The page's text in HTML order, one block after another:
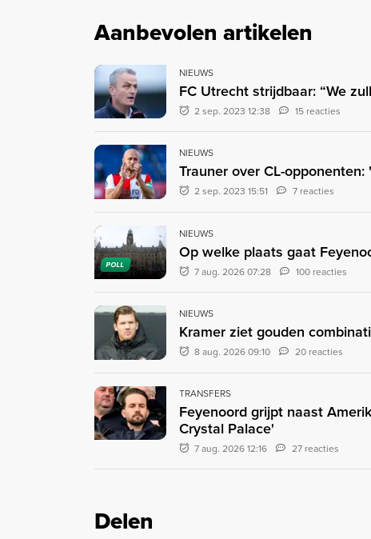
Aanbevolen artikelen
NIEUWS
FC Utrecht strijdbaar: “We
2 sep. 2023 12:38 15 reacties
NIEUWS
Trauner over CL-
2 sep. 2023 15:51 7 reacties
POLL
NIEUWS
Op welke plaats gaat
7 aug. 2026 07:28 100 reacties
NIEUWS
Kramer ziet gouden
8 aug. 2026 09:10 20 reacties
TRANSFERS
Feyenoord grijpt naast
Crystal Palace'
7 aug. 2026 12:16 27 reacties
Delen